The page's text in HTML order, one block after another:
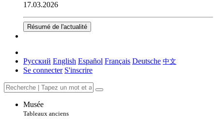
17.03.2026
Résumé de l'actualité
Русский English Español Français Deutsche 中文
Se connecter S'inscrire
Musée
Tableaux anciens